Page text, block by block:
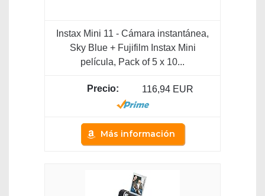
Instax Mini 11 - Cámara instantánea,
Sky Blue + Fujifilm Instax Mini
película, Pack of 5 x 10...
116,94 EUR
Más información